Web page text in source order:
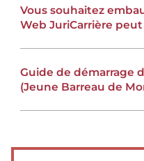
Vous souhaitez
Web JuriCarrière
Guide de démarrage
(Jeune Barreau de